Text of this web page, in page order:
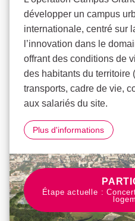
développer un campus
internationale, centré sur
l’innovation dans le
offrant des conditions de
des habitants du territoire
transports, cadre de vie,
aux salariés du site.
ZAC Campus Grand Parc
Plus d'informations
Étape actuelle :